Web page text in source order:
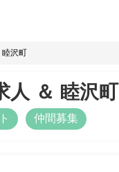
睦沢町
人 ＆ 睦沢町
仲間募集